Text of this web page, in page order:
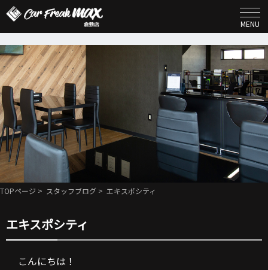
MENU
TOPページ > スタッフブログ > エキスポシティ
エキスポシティ
こんにちは！